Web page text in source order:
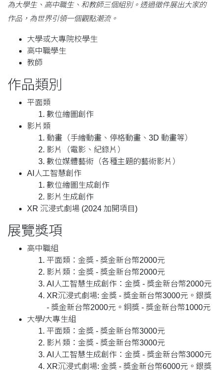
為大學生、高中職生、和教師三個組別。透過徵件展出大家的
作品，為世界引領一個觀點潮流。
大學或大專院校學生
高中職學生
教師
作品類別
平面類
數位繪圖創作
影片類
動畫（手繪動畫、停格動畫、3D 動畫等）
影片（電影、紀錄片）
數位媒體藝術（各種主題的藝術影片）
AI人工智慧創作
數位繪圖生成創作
影片生成創作
XR 沉浸式劇場 (2024 加開項目)
展覽獎項
高中職組
平面類：金獎 - 獎金新台幣2000元
影片類：金獎 - 獎金新台幣2000元
AI人工智慧生成創作：金獎 - 獎金新台幣2000元
XR沉浸式劇場: 金獎 - 獎金新台幣3000元。銀獎
- 獎金新台幣2000元。銅獎 - 獎金新台幣1000元
大學/大專生組
平面類：金獎 - 獎金新台幣3000元
影片類：金獎 - 獎金新台幣3000元
AI人工智慧生成創作：金獎 - 獎金新台幣3000元
XR沉浸式劇場: 金獎 - 獎金新台幣6000元。銀獎